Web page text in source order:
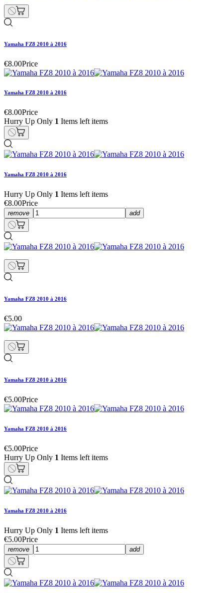
Yamaha FZ8 2010 à 2016
€8.00Price
Yamaha FZ8 2010 à 2016
€8.00Price
Hurry Up Only 1 Items left items
Yamaha FZ8 2010 à 2016
Hurry Up Only 1 Items left items
€8.00Price
remove add
Yamaha FZ8 2010 à 2016
€5.00
Yamaha FZ8 2010 à 2016
€5.00Price
Yamaha FZ8 2010 à 2016
€5.00Price
Hurry Up Only 1 Items left items
Yamaha FZ8 2010 à 2016
Hurry Up Only 1 Items left items
€5.00Price
remove add